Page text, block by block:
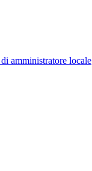
amministratore locale